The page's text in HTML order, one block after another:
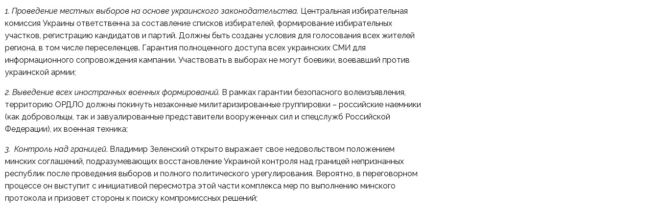
1. Проведение местных выборов на основе украинского законодательства. Центральная избирательная
комиссия Украины ответственна за составление списков избирателей, формирование избирательных
участков, регистрацию кандидатов и партий. Должны быть созданы условия для голосования всех жителей
региона, в том числе переселенцев. Гарантия полноценного доступа всех украинских СМИ для
информационного сопровождения кампании. Участвовать в выборах не могут боевики, воевавший против
украинской армии;
2. Выведение всех иностранных военных формирований. В рамках гарантии безопасного волеизъявления,
территорию ОРДЛО должны покинуть незаконные милитаризированные группировки – российские наемники
(как добровольцы, так и завуалированные представители вооруженных сил и спецслужб Российской
Федерации), их военная техника;
3. Контроль над границей. Владимир Зеленский открыто выражает свое недовольством положением
минских соглашений, подразумевающих восстановление Украиной контроля над границей непризнанных
республик после проведения выборов и полного политического урегулирования. Вероятно, в переговорном
процессе он выступит с инициативой пересмотра этой части комплекса мер по выполнению минского
протокола и призовет стороны к поиску компромиссных решений;